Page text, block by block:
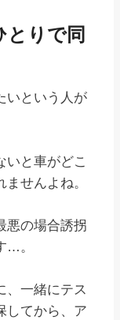
とりで同
いという人が
いと車がどこ
せんよね。
悪の場合誘拐
…。
、一緒にテス
してから、ア